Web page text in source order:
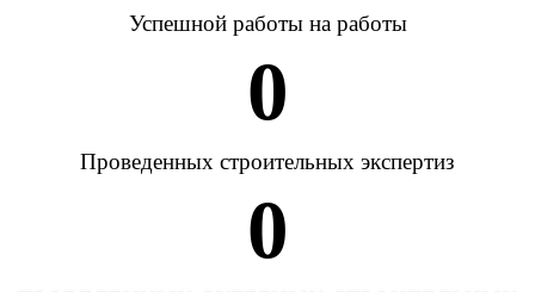
Успешной работы на работы
0
Проведенных строительных экспертиз
0